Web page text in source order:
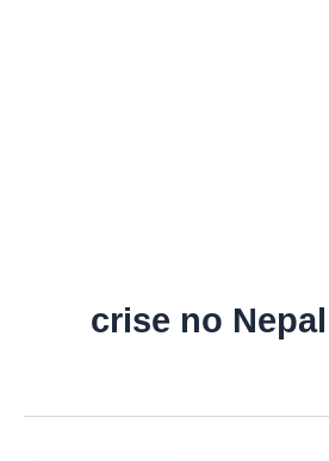
crise no Nepal